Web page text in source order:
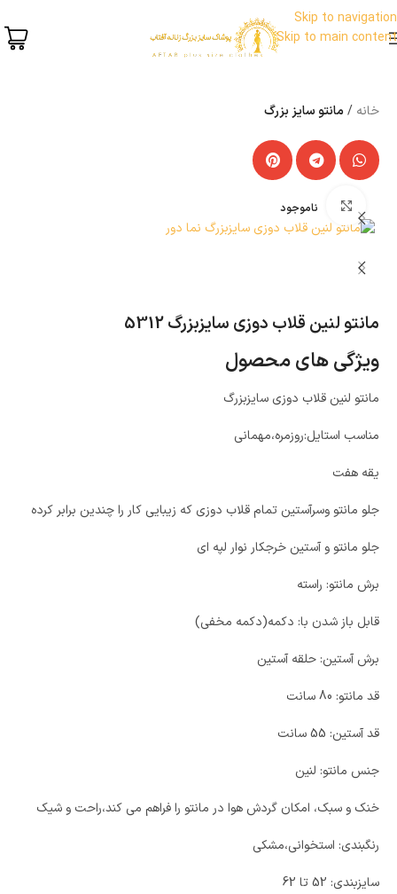
Skip to navigation
Skip to main content
خانه مانتو سایز بزرگ
ناموجود
بزرگنمایی تصویر
مانتو لنین قلاب دوزی سایزبزرگ 5312
ویژگی های محصول
مانتو لنین قلاب دوزی سایزبزرگ
مناسب استایل:روزمره،مهمانی
یقه هفت
جلو مانتو وسرآستین تمام قلاب دوزی که زیبایی کار را چندین برابر کرده
جلو مانتو و آستین خرجکار نوار لپه ای
برش مانتو: راسته
قابل باز شدن با: دکمه(دکمه مخفی)
برش آستین: حلقه آستین
قد مانتو: 80 سانت
قد آستین: 55 سانت
جنس مانتو: لنین
خنک و سبک، امکان گردش هوا در مانتو را فراهم می کند،راحت و شیک
رنگبندی: استخوانی،مشکی
سایزبندی: 52 تا 62